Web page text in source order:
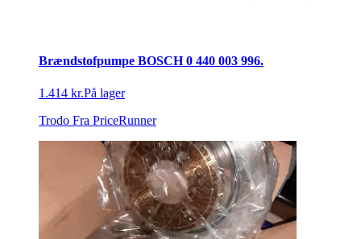
Brændstofpumpe BOSCH 0 440 003 996.
1.414 kr.På lager
Trodo Fra PriceRunner